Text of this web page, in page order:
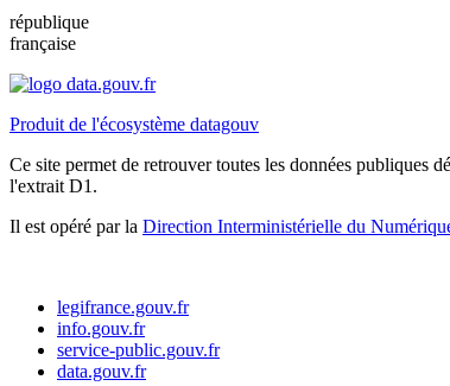
république
française
Produit de l'écosystème datagouv
Ce site permet de retrouver toutes les données publiques
l'extrait D1.
Il est opéré par la Direction Interministérielle du
legifrance.gouv.fr
info.gouv.fr
service-public.gouv.fr
data.gouv.fr